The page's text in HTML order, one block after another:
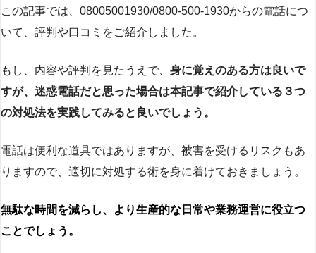
この記事では、08005001930/0800-500-1930からの電話につ
いて、評判や口コミをご紹介しました。
もし、内容や評判を見たうえで、 身に覚えのある方は良いで
すが、迷惑電話だと思った場合は本記事で紹介している３つ
の対処法を実践してみると良いでしょう。
電話は便利な道具ではありますが、被害を受けるリスクもあ
りますので、適切に対処する術を身に着けておきましょう。
無駄な時間を減らし、より生産的な日常や業務運営に役立つ
ことでしょう。